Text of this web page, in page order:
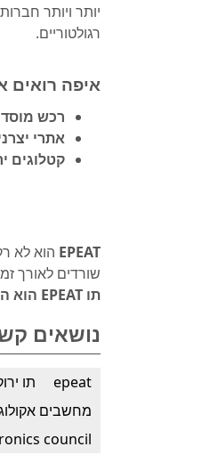
יותר ויותר
רגולטוריים.
איפה רואים
רכש
אתרי
קטלוגים
EPEAT הוא לא
שורדים לאורך
תו EPEAT הוא הבחירה הנכונה לכל מי שרוצה לחשוב ירוק גם בטכנולוגיה
נושאים
epeat תו
מחשבים
council